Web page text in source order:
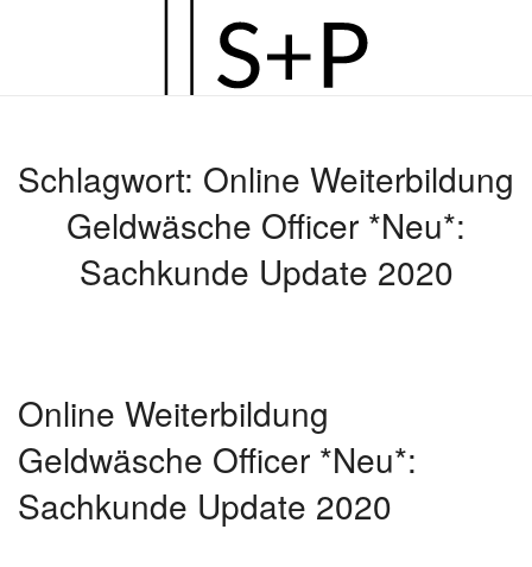
Schlagwort: Online Weiterbildung
Geldwäsche Officer *Neu*:
Sachkunde Update 2020
Online Weiterbildung
Geldwäsche Officer *Neu*:
Sachkunde Update 2020